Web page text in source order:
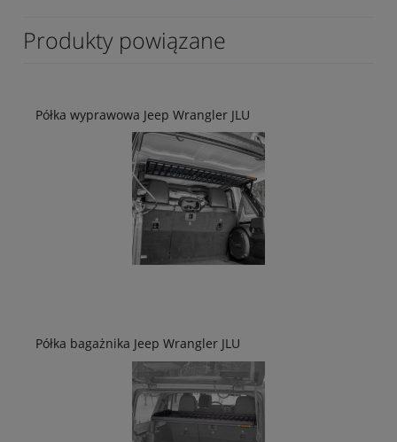
Produkty powiązane
Półka wyprawowa Jeep Wrangler JLU
Półka bagażnika Jeep Wrangler JLU